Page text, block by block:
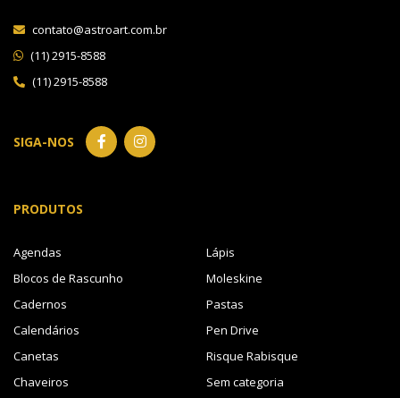
contato@astroart.com.br
(11) 2915-8588
(11) 2915-8588
SIGA-NOS
PRODUTOS
Agendas
Blocos de Rascunho
Cadernos
Calendários
Canetas
Chaveiros
Lápis
Moleskine
Pastas
Pen Drive
Risque Rabisque
Sem categoria